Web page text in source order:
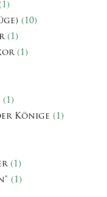
(1)
(10)
(1)
(1)
(1)
Könige (1)
(1)
(1)